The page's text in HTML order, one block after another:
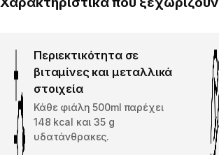
Περιεκτικότητα σε
βιταμίνες και μεταλλικά
στοιχεία
Κάθε φιάλη 500ml παρέχει
148 kcal και 35 g
υδατάνθρακες.